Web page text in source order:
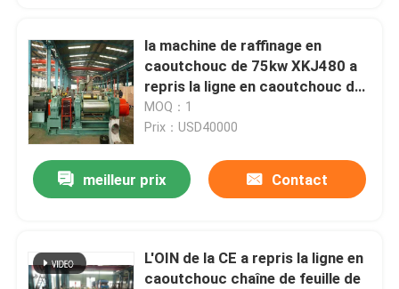
Produits
Vidéos
Au sujet de nous
Contrôle de qualité
la machine de raffinage en
caoutchouc de 75kw XKJ480 a
repris la ligne en caoutchouc de
feuille
MOQ：1
Prix：USD40000
meilleur prix Contact
L'OIN de la CE a repris la ligne en
caoutchouc chaîne de feuille de